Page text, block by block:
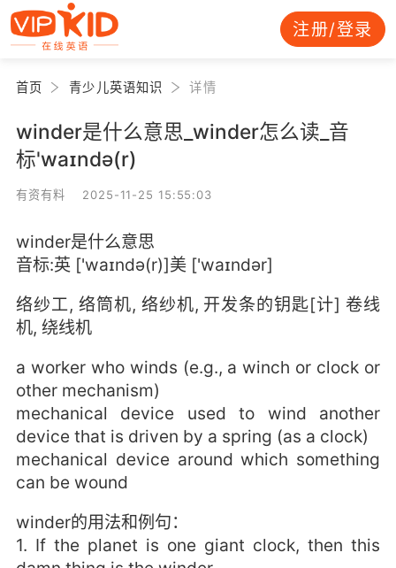
注册/登录
首页 青少儿英语知识 详情
winder是什么意思_winder怎么读_音
标'waɪndə(r)
有资有料 2025-11-25 15:55:03
winder是什么意思
音标:英 ['waɪndə(r)]美 ['waɪndər]
络纱工, 络筒机, 络纱机, 开发条的钥匙[计] 卷线
机, 绕线机
a worker who winds (e.g., a winch or clock or
other mechanism)
mechanical device used to wind another
device that is driven by a spring (as a clock)
mechanical device around which something
can be wound
winder的用法和例句：
1. If the planet is one giant clock, then this